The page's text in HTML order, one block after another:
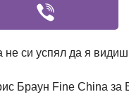
не си успял да я
Браун Fine China за